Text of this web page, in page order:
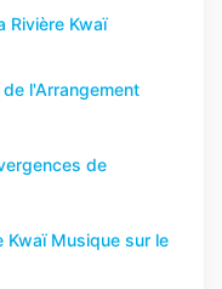
Rivière Kwaï
l'Arrangement
de
Kwaï Musique sur le